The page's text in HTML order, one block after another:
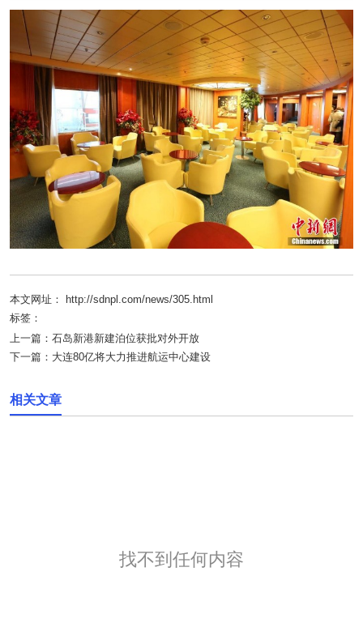
本文网址： http://sdnpl.com/news/305.html
标签：
上一篇： 石岛新港新建泊位获批对外开放
下一篇： 大连80亿将大力推进航运中心建设
相关文章
找不到任何内容